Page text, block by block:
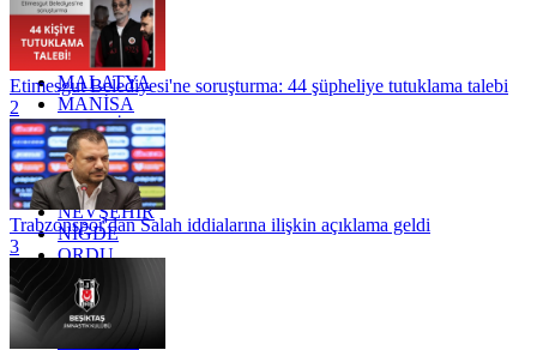
KONYA
KÜTAHYA
KİLİS
MALATYA
MANİSA
MARDİN
MERSİN
MUĞLA
MUŞ
NEVŞEHİR
NİĞDE
ORDU
OSMANİYE
RİZE
SAKARYA
Etimesgut Belediyesi'ne soruşturma: 44 şüpheliye tutuklama talebi
2
Trabzonspor'dan Salah iddialarına ilişkin açıklama geldi
3